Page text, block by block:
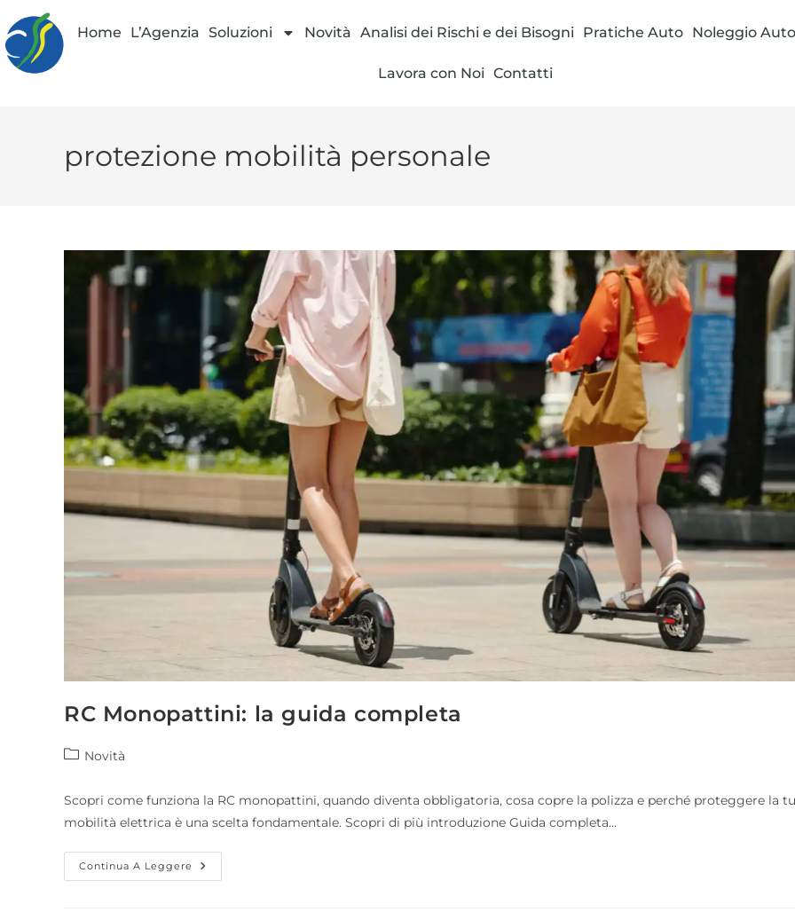
Home L’Agenzia Soluzioni Novità Analisi dei Rischi e dei Bisogni Pratiche Auto Noleggio Auto
Lavora con Noi Contatti
protezione mobilità personale
RC Monopattini: la guida completa
Novità
Scopri come funziona la RC monopattini, quando diventa obbligatoria, cosa copre la polizza e perché proteggere la
mobilità elettrica è una scelta fondamentale. Scopri di più introduzione Guida completa…
Continua A Leggere